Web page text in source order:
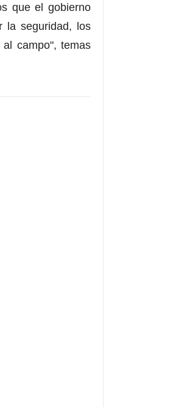
que el gobierno
la seguridad, los
campo", temas